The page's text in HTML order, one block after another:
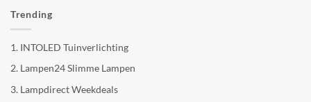
Trending
1. INTOLED Tuinverlichting
2. Lampen24 Slimme Lampen
3. Lampdirect Weekdeals